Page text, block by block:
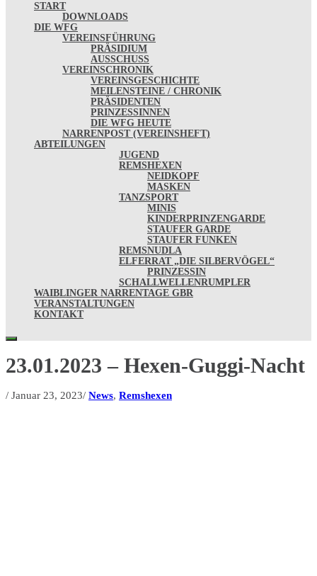
START
DOWNLOADS
DIE WFG
VEREINSFÜHRUNG
PRÄSIDIUM
AUSSCHUSS
VEREINSCHRONIK
VEREINSGESCHICHTE
MEILENSTEINE / CHRONIK
PRÄSIDENTEN
PRINZESSINNEN
DIE WFG HEUTE
NARRENPOST (VEREINSHEFT)
ABTEILUNGEN
JUGEND
REMSHEXEN
NEIDKOPF
MASKEN
TANZSPORT
MINIS
KINDERPRINZENGARDE
STAUFER GARDE
STAUFER FUNKEN
REMSNUDLA
ELFERRAT „DIE SILBERVÖGEL“
PRINZESSIN
SCHALLWELLENRUMPLER
WAIBLINGER NARRENTAGE GBR
VERANSTALTUNGEN
KONTAKT
23.01.2023 – Hexen-Guggi-Nacht
/ Januar 23, 2023/ News, Remshexen